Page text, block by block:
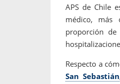
APS de Chile
médico, más
proporción
Respecto a
San Sebastián